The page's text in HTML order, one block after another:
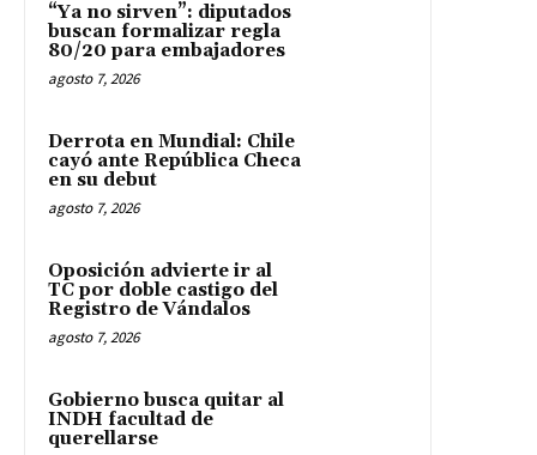
“Ya no sirven”: diputados
buscan formalizar regla
80/20 para embajadores
agosto 7, 2026
Derrota en Mundial: Chile
cayó ante República Checa
en su debut
agosto 7, 2026
Oposición advierte ir al
TC por doble castigo del
Registro de Vándalos
agosto 7, 2026
Gobierno busca quitar al
INDH facultad de
querellarse